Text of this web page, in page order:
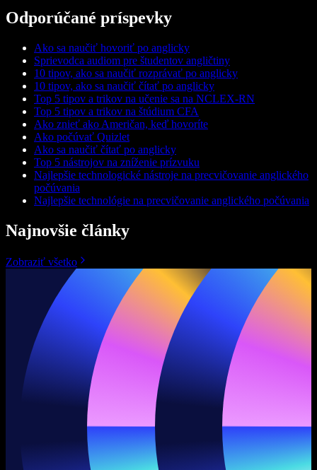
Odporúčané príspevky
Ako sa naučiť hovoriť po anglicky
Sprievodca audiom pre študentov angličtiny
10 tipov, ako sa naučiť rozprávať po anglicky
10 tipov, ako sa naučiť čítať po anglicky
Top 5 tipov a trikov na učenie sa na NCLEX-RN
Top 5 tipov a trikov na štúdium CFA
Ako znieť ako Američan, keď hovoríte
Ako počúvať Quizlet
Ako sa naučiť čítať po anglicky
Top 5 nástrojov na zníženie prízvuku
Najlepšie technologické nástroje na precvičovanie anglického
počúvania
Najlepšie technológie na precvičovanie anglického počúvania
Najnovšie články
Zobraziť všetko